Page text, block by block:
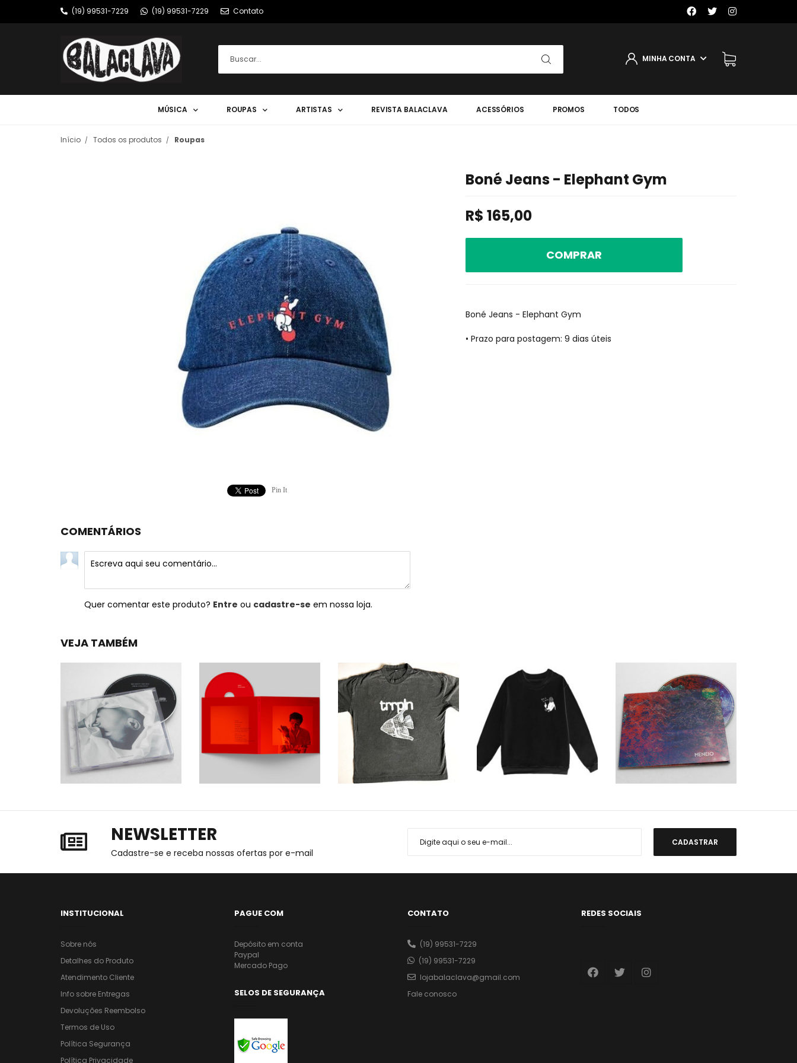
(19) 99531-7229 (19) 99531-7229 Contato
MINHA CONTA
MÚSICA ROUPAS ARTISTAS REVISTA BALACLAVA ACESSÓRIOS PROMOS TODOS
Início Todos os produtos Roupas
Pin It
Boné Jeans - Elephant Gym
R$ 165,00
COMPRAR
Boné Jeans - Elephant Gym
• Prazo para postagem: 9 dias úteis
COMENTÁRIOS
Quer comentar este produto? Entre ou cadastre-se em nossa loja.
VEJA TAMBÉM
NEWSLETTER
Cadastre-se e receba nossas ofertas por e-mail
INSTITUCIONAL
Sobre nós
Detalhes do Produto
Atendimento Cliente
Info sobre Entregas
Devoluções Reembolso
Termos de Uso
Política Segurança
Política Privacidade
PAGUE COM
Depósito em conta
Paypal
Mercado Pago
SELOS DE SEGURANÇA
CONTATO
(19) 99531-7229
(19) 99531-7229
lojabalaclava@gmail.com
Fale conosco
REDES SOCIAIS